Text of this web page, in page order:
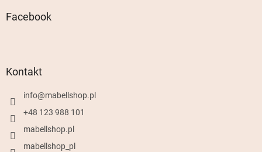
Facebook
Kontakt
info@mabellshop.pl
+48 123 988 101
mabellshop.pl
mabellshop_pl